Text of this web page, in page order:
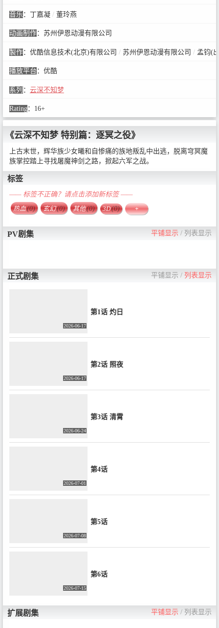
音乐 ： 丁嘉凝 /董玲燕
动画制作： 苏州伊恩动漫有限公司
製作： 优酷信息技术(北京)有限公司 /苏州伊恩动漫有限公司 /孟钧(
播放平台 ： 优酷
系列 ： 云深不知梦
Rating： 16+
《云深不知梦 特别篇：逐冥之役》
上古末世，辉华族少女曦和自惨痛的族地叛乱中出逃，脱离穹冥魔
族掌控踏上寻找屠魔神剑之路，掀起六军之战。
标签
—— 标签不正确？请点击添加新标签 ——
热血(0) 玄幻(0) 其他(0) 3D(0) +
PV剧集 平铺显示 / 列表显示
正式剧集 平铺显示 / 列表显示
2026-06-17
第1话 灼日
2026-06-17
第2话 照夜
2026-06-24
第3话 清霄
2026-07-01
第4话
2026-07-08
第5话
2026-07-15
第6话
扩展剧集 平铺显示 / 列表显示